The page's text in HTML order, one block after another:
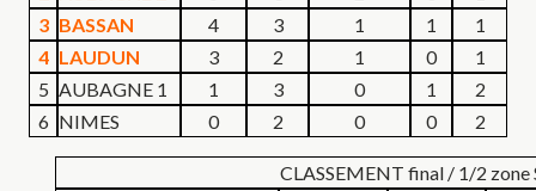
3 BASSAN 4 3 1 1
1
4 LAUDUN 3 2 1 0
1
5 AUBAGNE 1 1 3 0 1
2
6 NIMES 0 2 0 0 2
CLASSEMENT final / 1/2 zone